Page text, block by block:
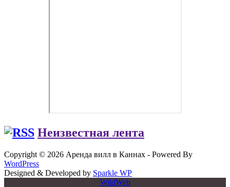
Неизвестная лента
Copyright © 2026 Аренда вилл в Каннах - Powered By
WordPress
Designed & Developed by Sparkle WP
WildWeb